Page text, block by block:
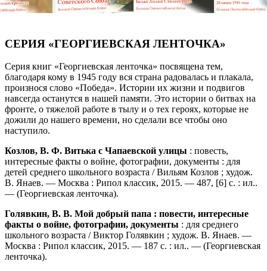
СЕРИЯ «ГЕОРГИЕВСКАЯ ЛЕНТОЧКА»
Серия книг «Георгиевская ленточка» посвящена тем,
благодаря кому в 1945 году вся страна радовалась и плакала,
произнося слово «Победа». Истории их жизни и подвигов
навсегда останутся в нашей памяти. Это истории о битвах на
фронте, о тяжелой работе в тылу и о тех героях, которые не
дожили до нашего времени, но сделали все чтобы оно
наступило.
Козлов, В. Ф. Витька с Чапаевской улицы : повесть,
интересные факты о войне, фотографии, документы : для
детей среднего школьного возраста / Вильям Козлов ; худож.
В. Янаев. — Москва : Рипол классик, 2015. — 487, [6] с. : ил..
— (Георгиевская ленточка).
Голявкин, В. В. Мой добрый папа : повести, интересные
факты о войне, фотографии, документы : для среднего
школьного возраста / Виктор Голявкин ; худож. В. Янаев. —
Москва : Рипол классик, 2015. — 187 с. : ил.. — (Георгиевская
ленточка).